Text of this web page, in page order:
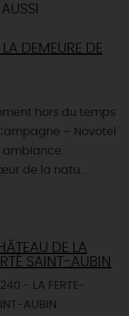
LA DEMEURE DE
hors du temps
– Novotel
ambiance
de la natu...
DE LA
SAINT-AUBIN
- LA FERTE-
AUBIN